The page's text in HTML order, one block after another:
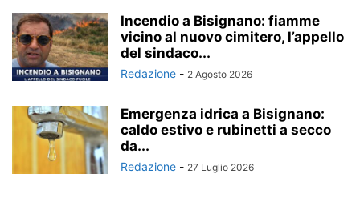
Incendio a Bisignano: fiamme
vicino al nuovo cimitero, l’appello
del sindaco...
Redazione - 2 Agosto 2026
Emergenza idrica a Bisignano:
caldo estivo e rubinetti a secco
da...
Redazione - 27 Luglio 2026